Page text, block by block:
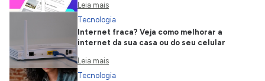
Leia mais
Tecnologia
Internet fraca? Veja como melhorar a
internet da sua casa ou do seu celular
Leia mais
Tecnologia